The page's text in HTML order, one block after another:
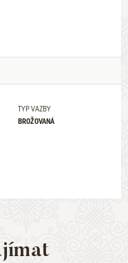
TYP VAZBY
BROŽOVANÁ